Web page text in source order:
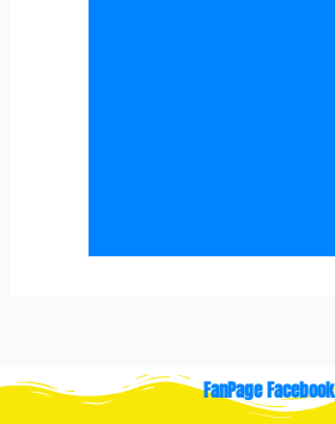
FanPage Facebook